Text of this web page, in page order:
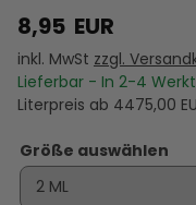
8,95EUR
inkl. MwSt zzgl.
Lieferbar - In 2-4
Literpreis ab 4475,00
Größe auswählen